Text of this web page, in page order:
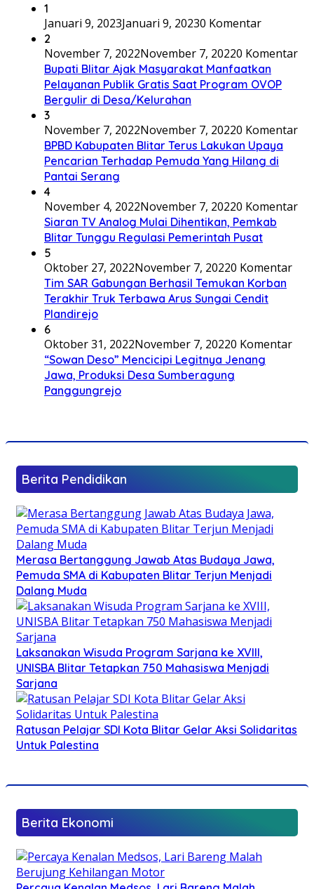
1
Januari 9, 2023Januari 9, 20230 Komentar
2
November 7, 2022November 7, 20220 Komentar
Bupati Blitar Ajak Masyarakat Manfaatkan
Pelayanan Publik Gratis Saat Program OVOP
Bergulir di Desa/Kelurahan
3
November 7, 2022November 7, 20220 Komentar
BPBD Kabupaten Blitar Terus Lakukan Upaya
Pencarian Terhadap Pemuda Yang Hilang di
Pantai Serang
4
November 4, 2022November 7, 20220 Komentar
Siaran TV Analog Mulai Dihentikan, Pemkab
Blitar Tunggu Regulasi Pemerintah Pusat
5
Oktober 27, 2022November 7, 20220 Komentar
Tim SAR Gabungan Berhasil Temukan Korban
Terakhir Truk Terbawa Arus Sungai Cendit
Plandirejo
6
Oktober 31, 2022November 7, 20220 Komentar
“Sowan Deso” Mencicipi Legitnya Jenang
Jawa, Produksi Desa Sumberagung
Panggungrejo
Berita Pendidikan
Merasa Bertanggung Jawab Atas Budaya Jawa,
Pemuda SMA di Kabupaten Blitar Terjun Menjadi
Dalang Muda
Laksanakan Wisuda Program Sarjana ke XVIII,
UNISBA Blitar Tetapkan 750 Mahasiswa Menjadi
Sarjana
Ratusan Pelajar SDI Kota Blitar Gelar Aksi Solidaritas
Untuk Palestina
Berita Ekonomi